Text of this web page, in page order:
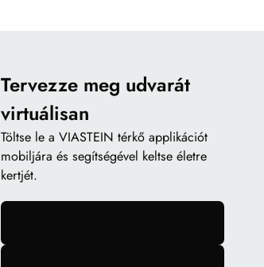
Tervezze meg udvarát
virtuálisan
Töltse le a VIASTEIN térkő applikációt
mobiljára és segítségével keltse életre
kertjét.